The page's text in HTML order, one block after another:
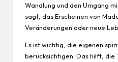
Wandlung und den Umgang
sagt, das Erscheinen von
Veränderungen oder neue
Es ist wichtig, die eigenen
berücksichtigen. Das hilft, die